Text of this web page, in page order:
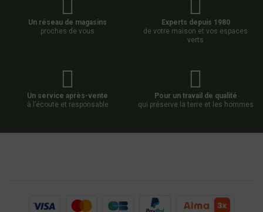
Un réseau de magasins
proches de vous
Experts depuis 1980
de votre maison et vos espaces
verts
Un service après-vente
à l’écoute et responsable
Pour un travail de qualité
qui préserve la terre et les hommes